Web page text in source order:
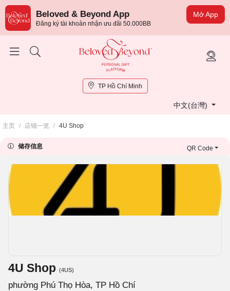
Mở App
Beloved & Beyond App
Đăng ký tài khoản nhận ưu đãi 50.000BB
TP Hồ Chí Minh
中文(台灣)
主页 / 店铺一览 / 4U Shop
储存信息 QR Code
4U Shop (4US)
phường Phú Thọ Hòa, TP Hồ Chí